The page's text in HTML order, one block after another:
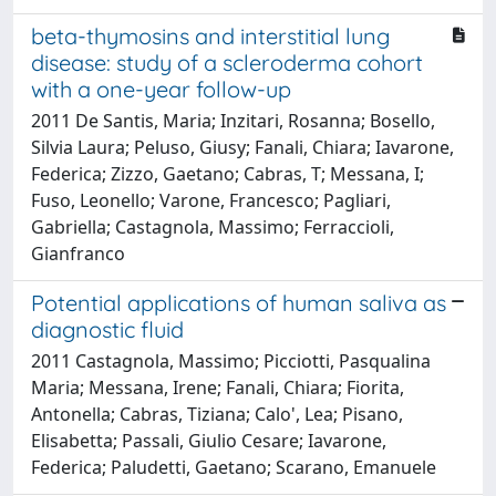
beta-thymosins and interstitial lung
disease: study of a scleroderma cohort
with a one-year follow-up
2011 De Santis, Maria; Inzitari, Rosanna; Bosello,
Silvia Laura; Peluso, Giusy; Fanali, Chiara; Iavarone,
Federica; Zizzo, Gaetano; Cabras, T; Messana, I;
Fuso, Leonello; Varone, Francesco; Pagliari,
Gabriella; Castagnola, Massimo; Ferraccioli,
Gianfranco
Potential applications of human saliva as
diagnostic fluid
2011 Castagnola, Massimo; Picciotti, Pasqualina
Maria; Messana, Irene; Fanali, Chiara; Fiorita,
Antonella; Cabras, Tiziana; Calo', Lea; Pisano,
Elisabetta; Passali, Giulio Cesare; Iavarone,
Federica; Paludetti, Gaetano; Scarano, Emanuele